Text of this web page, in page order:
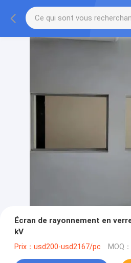
Écran de rayonnement en
kV
Prix：usd200-usd2167/pc MOQ